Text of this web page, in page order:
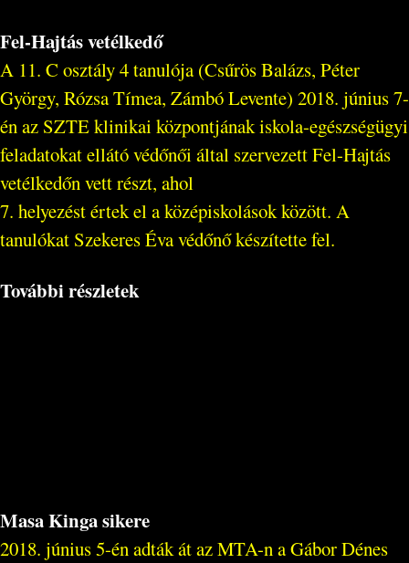
Fel-Hajtás vetélkedő
A 11. C osztály 4 tanulója (Csűrös Balázs, Péter
György, Rózsa Tímea, Zámbó Levente) 2018. június 7-
én az SZTE klinikai központjának iskola-egészségügyi
feladatokat ellátó védőnői által szervezett Fel-Hajtás
vetélkedőn vett részt, ahol
7. helyezést értek el a középiskolások között. A
tanulókat Szekeres Éva védőnő készítette fel.
További részletek
Masa Kinga sikere
2018. június 5-én adták át az MTA-n a Gábor Dénes